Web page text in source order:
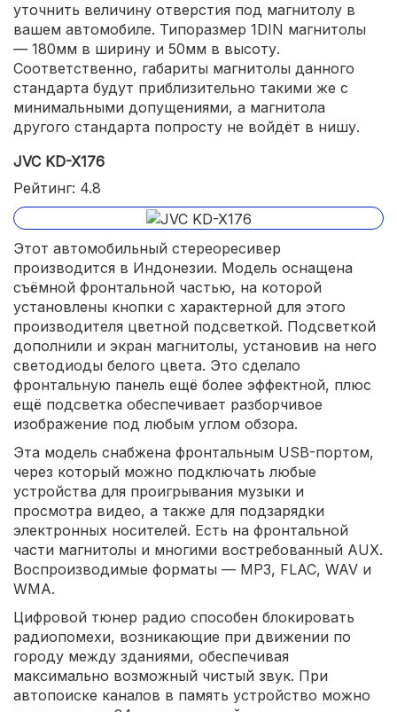
уточнить величину отверстия под магнитолу в
вашем автомобиле. Типоразмер 1DIN магнитолы
— 180мм в ширину и 50мм в высоту.
Соответственно, габариты магнитолы данного
стандарта будут приблизительно такими же с
минимальными допущениями, а магнитола
другого стандарта попросту не войдёт в нишу.
JVC KD-X176
Рейтинг: 4.8
Этот автомобильный стереоресивер
производится в Индонезии. Модель оснащена
съёмной фронтальной частью, на которой
установлены кнопки с характерной для этого
производителя цветной подсветкой. Подсветкой
дополнили и экран магнитолы, установив на него
светодиоды белого цвета. Это сделало
фронтальную панель ещё более эффектной, плюс
ещё подсветка обеспечивает разборчивое
изображение под любым углом обзора.
Эта модель снабжена фронтальным USB-портом,
через который можно подключать любые
устройства для проигрывания музыки и
просмотра видео, а также для подзарядки
электронных носителей. Есть на фронтальной
части магнитолы и многими востребованный AUX.
Воспроизводимые форматы — MP3, FLAC, WAV и
WMA.
Цифровой тюнер радио способен блокировать
радиопомехи, возникающие при движении по
городу между зданиями, обеспечивая
максимально возможный чистый звук. При
автопоиске каналов в память устройство можно